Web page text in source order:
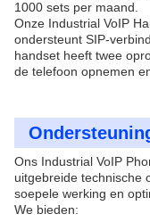
1000 sets per maand.
Onze Industrial VoIP
ondersteunt SIP-
handset heeft twee
de telefoon opnemen
Ons Industrial VoIP
uitgebreide technische
soepele werking en
We bieden: